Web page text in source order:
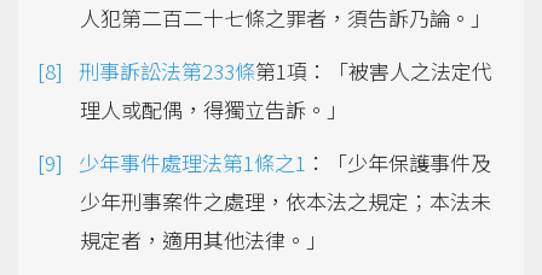
人犯第二百二十七條之罪者，須告訴乃論。」
刑事訴訟法第233條第1項：「被害人之法定代
理人或配偶，得獨立告訴。」
少年事件處理法第1條之1 ：「少年保護事件及
少年刑事案件之處理，依本法之規定；本法未
規定者，適用其他法律。」